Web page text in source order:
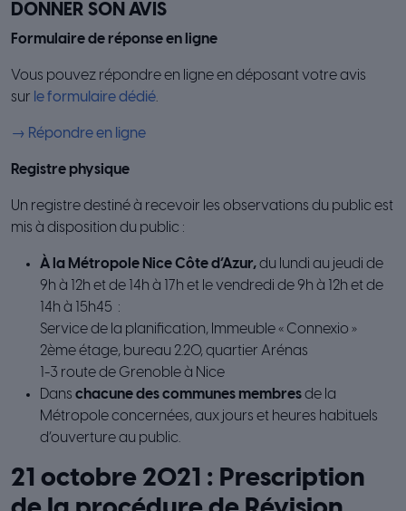
DONNER SON AVIS
Formulaire de réponse en ligne
Vous pouvez répondre en ligne en déposant votre avis
sur le formulaire dédié.
→ Répondre en ligne
Registre physique
Un registre destiné à recevoir les observations du public est
mis à disposition du public :
À la Métropole Nice Côte d’Azur,du lundi au jeudi de
9h à 12h et de 14h à 17h et le vendredi de 9h à 12h et de
14h à 15h45 :
Service de la planification, Immeuble « Connexio »
2ème étage, bureau 2.20, quartier Arénas
1-3 route de Grenoble à Nice
Dans chacune des communes membresde la
Métropole concernées, aux jours et heures habituels
d’ouverture au public.
21 octobre 2021 : Prescription